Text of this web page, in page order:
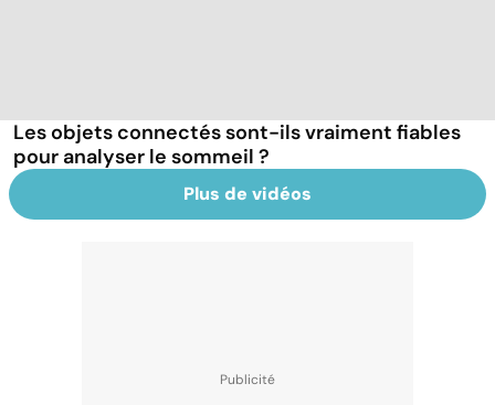
Les objets connectés sont-ils vraiment fiables
pour analyser le sommeil ?
Plus de vidéos